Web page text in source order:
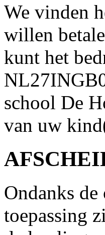
We vinden
willen
kunt het
school De
van uw
Ondanks
toepassing